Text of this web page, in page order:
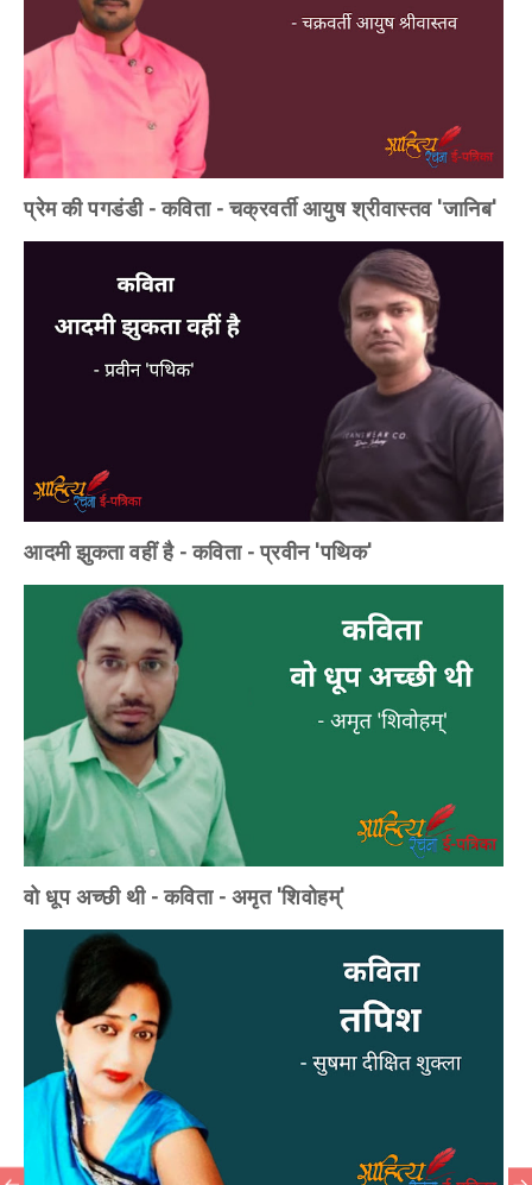
प्रेम की पगडंडी - कविता - चक्रवर्ती आयुष श्रीवास्तव 'जानिब'
आदमी झुकता वहीं है - कविता - प्रवीन 'पथिक'
वो धूप अच्छी थी - कविता - अमृत 'शिवोहम्'